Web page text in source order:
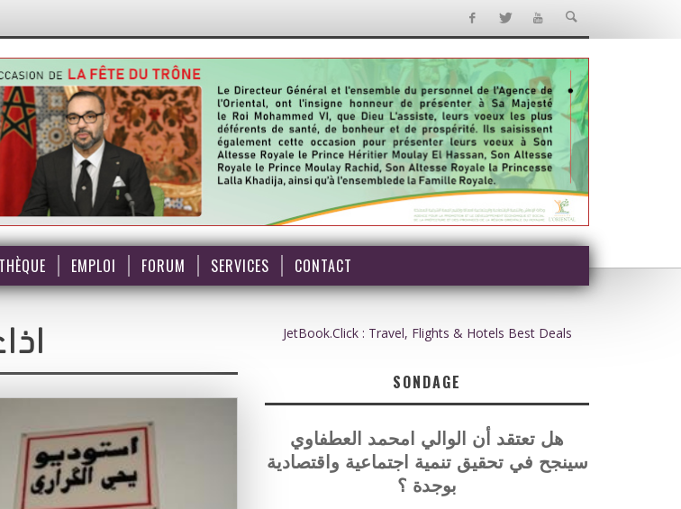
EMPLOI FORUM SERVICES CONTACT
JetBook.Click : Travel, Flights & Hotels Best Deals
SONDAGE
هل تعتقد أن الوالي امحمد العطفاوي
سينجح في تحقيق تنمية اجتماعية واقتصادية
بوجدة ؟